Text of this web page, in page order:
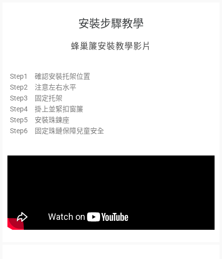
安裝步驟教學
蜂巢簾安裝教學影片
Step1 確認安裝托架位置
Step2 注意左右水平
Step3 固定托架
Step4 掛上並緊扣窗簾
Step5 安裝珠鍊座
Step6 固定珠鏈保障兒童安全